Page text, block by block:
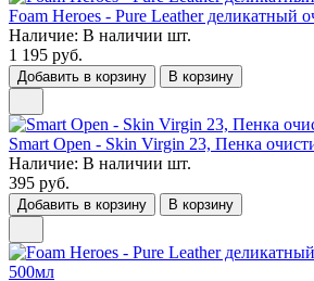
Foam Heroes - Pure Leather деликатный
Наличие: В наличии шт.
1 195 руб.
Добавить в корзину В корзину
Smart Open - Skin Virgin 23, Пенка
Наличие: В наличии шт.
395 руб.
Добавить в корзину В корзину